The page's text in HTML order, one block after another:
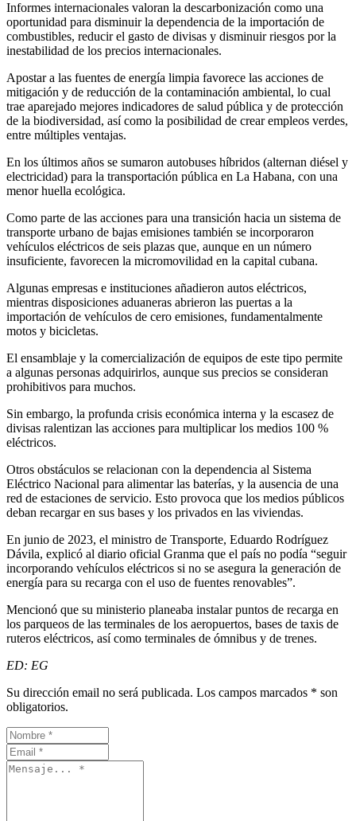
Informes internacionales valoran la descarbonización como una
oportunidad para disminuir la dependencia de la importación de
combustibles, reducir el gasto de divisas y disminuir riesgos por la
inestabilidad de los precios internacionales.
Apostar a las fuentes de energía limpia favorece las acciones de
mitigación y de reducción de la contaminación ambiental, lo cual
trae aparejado mejores indicadores de salud pública y de protección
de la biodiversidad, así como la posibilidad de crear empleos verdes,
entre múltiples ventajas.
En los últimos años se sumaron autobuses híbridos (alternan diésel y
electricidad) para la transportación pública en La Habana, con una
menor huella ecológica.
Como parte de las acciones para una transición hacia un sistema de
transporte urbano de bajas emisiones también se incorporaron
vehículos eléctricos de seis plazas que, aunque en un número
insuficiente, favorecen la micromovilidad en la capital cubana.
Algunas empresas e instituciones añadieron autos eléctricos,
mientras disposiciones aduaneras abrieron las puertas a la
importación de vehículos de cero emisiones, fundamentalmente
motos y bicicletas.
El ensamblaje y la comercialización de equipos de este tipo permite
a algunas personas adquirirlos, aunque sus precios se consideran
prohibitivos para muchos.
Sin embargo, la profunda crisis económica interna y la escasez de
divisas ralentizan las acciones para multiplicar los medios 100 %
eléctricos.
Otros obstáculos se relacionan con la dependencia al Sistema
Eléctrico Nacional para alimentar las baterías, y la ausencia de una
red de estaciones de servicio. Esto provoca que los medios públicos
deban recargar en sus bases y los privados en las viviendas.
En junio de 2023, el ministro de Transporte, Eduardo Rodríguez
Dávila, explicó al diario oficial Granma que el país no podía “seguir
incorporando vehículos eléctricos si no se asegura la generación de
energía para su recarga con el uso de fuentes renovables”.
Mencionó que su ministerio planeaba instalar puntos de recarga en
los parqueos de las terminales de los aeropuertos, bases de taxis de
ruteros eléctricos, así como terminales de ómnibus y de trenes.
ED: EG
Su dirección email no será publicada. Los campos marcados * son
obligatorios.